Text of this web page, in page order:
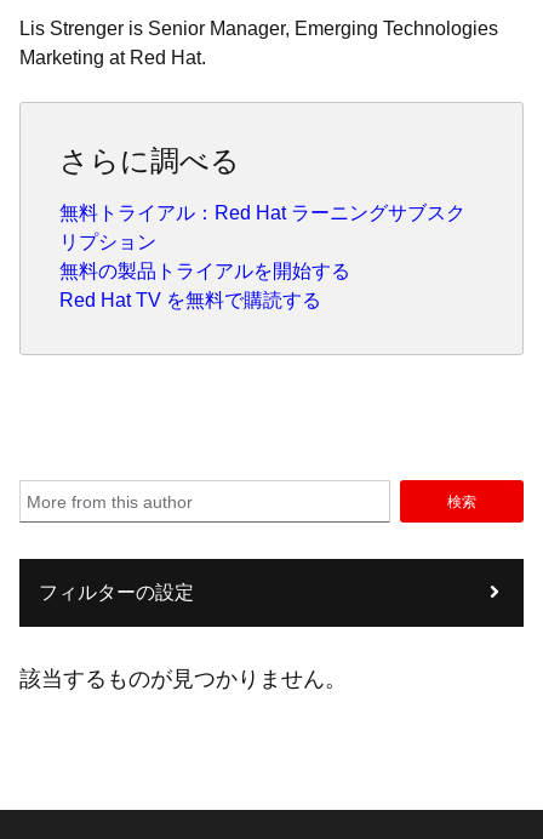
Lis Strenger is Senior Manager, Emerging Technologies
Marketing at Red Hat.
さらに調べる
無料トライアル：Red Hat ラーニングサブスク
リプション
無料の製品トライアルを開始する
Red Hat TV を無料で購読する
検索
フィルターの設定
該当するものが見つかりません。